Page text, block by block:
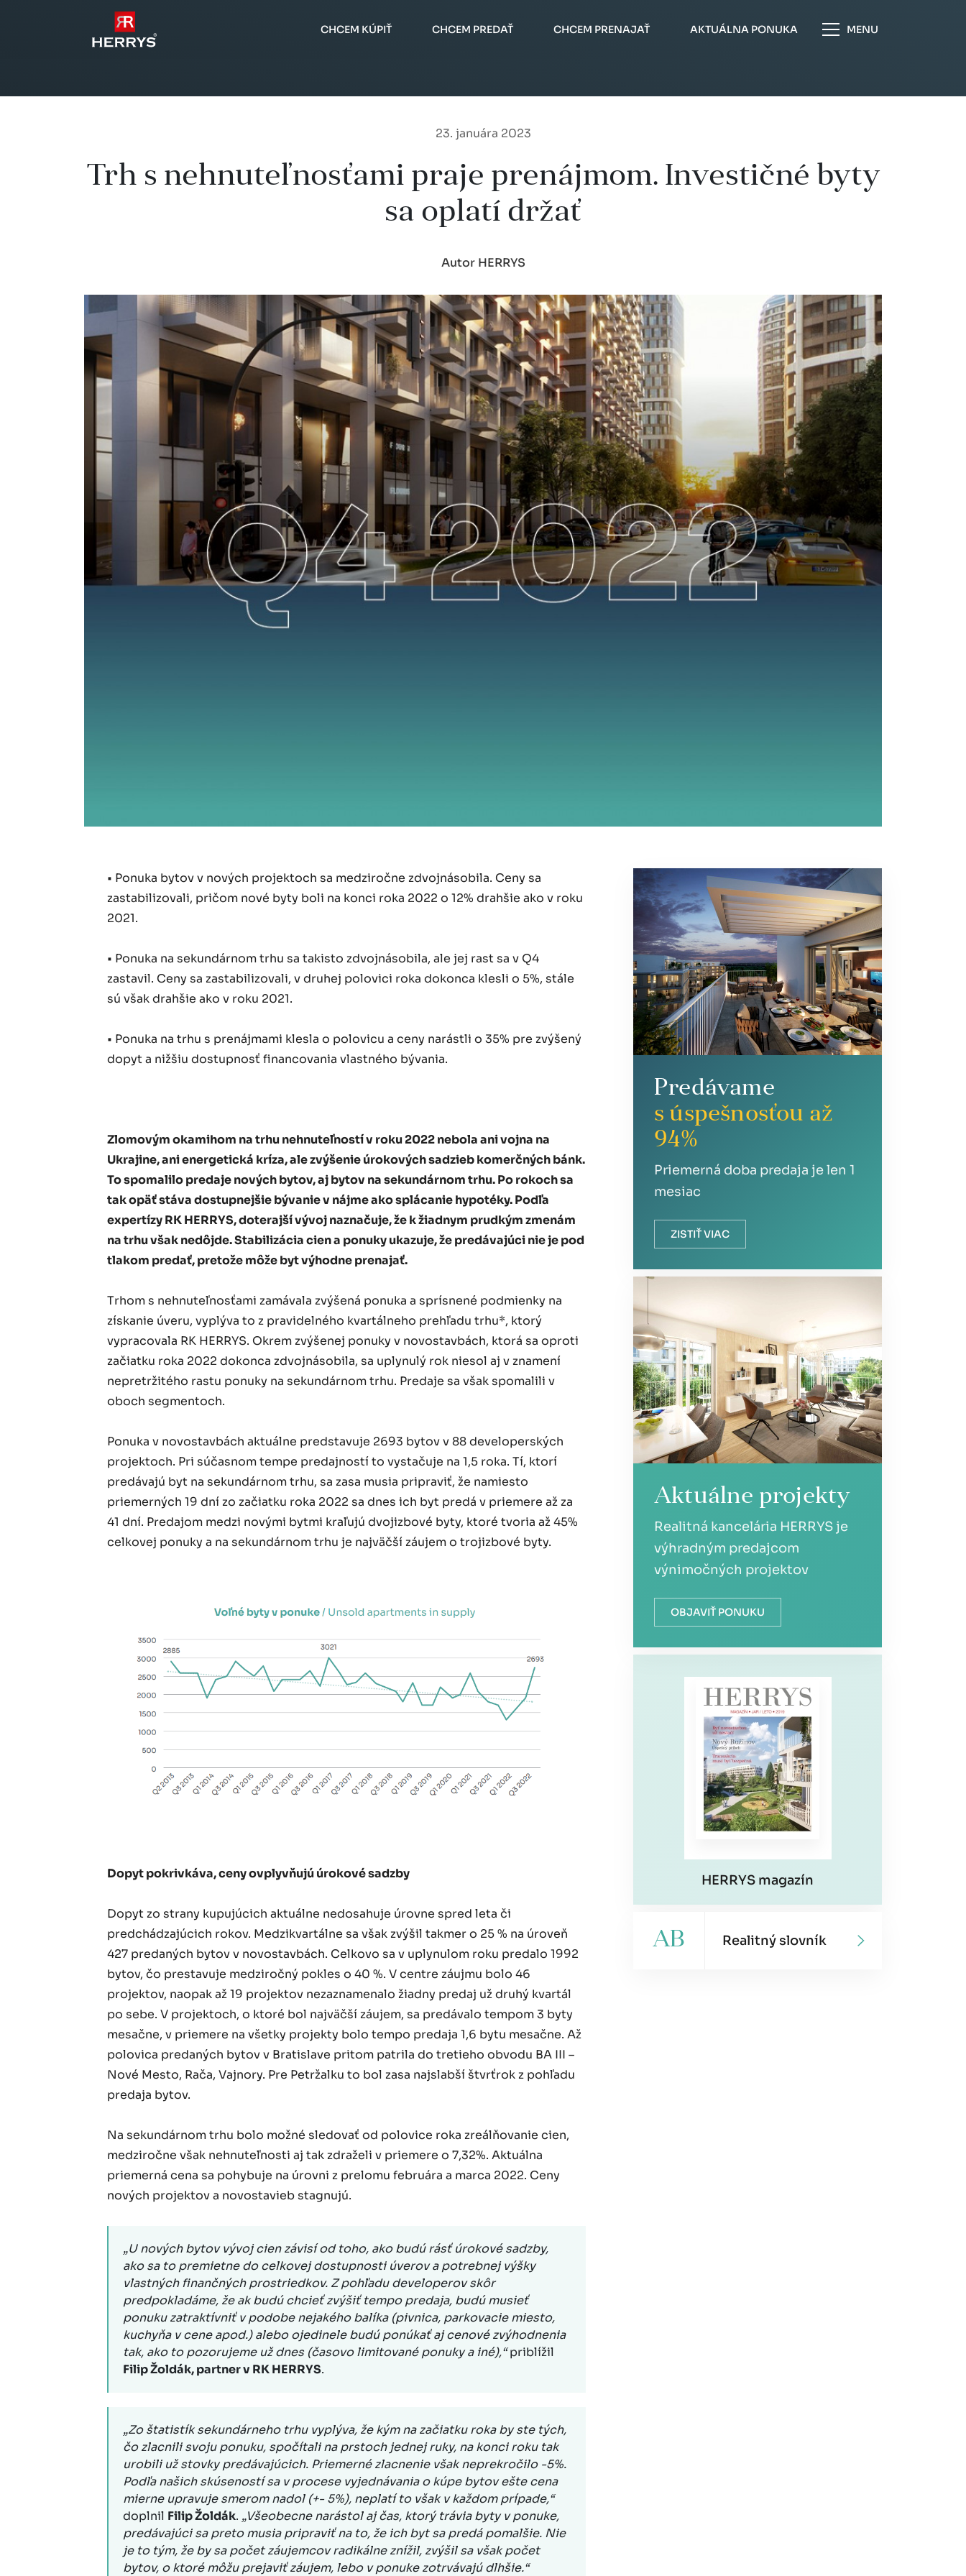
CHCEM KÚPIŤ CHCEM PREDAŤ CHCEM PRENAJAŤ AKTUÁLNA PONUKA MENU
23. januára 2023
Trh s nehnuteľnosťami praje prenájmom. Investičné byty
sa oplatí držať
Autor HERRYS
• Ponuka bytov v nových projektoch sa medziročne zdvojnásobila. Ceny sa
zastabilizovali, pričom nové byty boli na konci roka 2022 o 12% drahšie ako v roku
2021.
• Ponuka na sekundárnom trhu sa takisto zdvojnásobila, ale jej rast sa v Q4
zastavil. Ceny sa zastabilizovali, v druhej polovici roka dokonca klesli o 5%, stále
sú však drahšie ako v roku 2021.
• Ponuka na trhu s prenájmami klesla o polovicu a ceny narástli o 35% pre zvýšený
dopyt a nižšiu dostupnosť financovania vlastného bývania.
Zlomovým okamihom na trhu nehnuteľností v roku 2022 nebola ani vojna na
Ukrajine, ani energetická kríza, ale zvýšenie úrokových sadzieb komerčných bánk.
To spomalilo predaje nových bytov, aj bytov na sekundárnom trhu. Po rokoch sa
tak opäť stáva dostupnejšie bývanie v nájme ako splácanie hypotéky. Podľa
expertízy RK HERRYS, doterajší vývoj naznačuje, že k žiadnym prudkým zmenám
na trhu však nedôjde. Stabilizácia cien a ponuky ukazuje, že predávajúci nie je pod
tlakom predať, pretože môže byt výhodne prenajať.
Trhom s nehnuteľnosťami zamávala zvýšená ponuka a sprísnené podmienky na
získanie úveru, vyplýva to z pravidelného kvartálneho prehľadu trhu*, ktorý
vypracovala RK HERRYS. Okrem zvýšenej ponuky v novostavbách, ktorá sa oproti
začiatku roka 2022 dokonca zdvojnásobila, sa uplynulý rok niesol aj v znamení
nepretržitého rastu ponuky na sekundárnom trhu. Predaje sa však spomalili v
oboch segmentoch.
Ponuka v novostavbách aktuálne predstavuje 2693 bytov v 88 developerských
projektoch. Pri súčasnom tempe predajností to vystačuje na 1,5 roka. Tí, ktorí
predávajú byt na sekundárnom trhu, sa zasa musia pripraviť, že namiesto
priemerných 19 dní zo začiatku roka 2022 sa dnes ich byt predá v priemere až za
41 dní. Predajom medzi novými bytmi kraľujú dvojizbové byty, ktoré tvoria až 45%
celkovej ponuky a na sekundárnom trhu je najväčší záujem o trojizbové byty.
Dopyt pokrivkáva, ceny ovplyvňujú úrokové sadzby
Dopyt zo strany kupujúcich aktuálne nedosahuje úrovne spred leta či
predchádzajúcich rokov. Medzikvartálne sa však zvýšil takmer o 25 % na úroveň
427 predaných bytov v novostavbách. Celkovo sa v uplynulom roku predalo 1992
bytov, čo prestavuje medziročný pokles o 40 %. V centre záujmu bolo 46
projektov, naopak až 19 projektov nezaznamenalo žiadny predaj už druhý kvartál
po sebe. V projektoch, o ktoré bol najväčší záujem, sa predávalo tempom 3 byty
mesačne, v priemere na všetky projekty bolo tempo predaja 1,6 bytu mesačne. Až
polovica predaných bytov v Bratislave pritom patrila do tretieho obvodu BA III –
Nové Mesto, Rača, Vajnory. Pre Petržalku to bol zasa najslabší štvrťrok z pohľadu
predaja bytov.
Na sekundárnom trhu bolo možné sledovať od polovice roka zreálňovanie cien,
medziročne však nehnuteľnosti aj tak zdraželi v priemere o 7,32%. Aktuálna
priemerná cena sa pohybuje na úrovni z prelomu februára a marca 2022. Ceny
nových projektov a novostavieb stagnujú.
„U nových bytov vývoj cien závisí od toho, ako budú rásť úrokové sadzby,
ako sa to premietne do celkovej dostupnosti úverov a potrebnej výšky
vlastných finančných prostriedkov. Z pohľadu developerov skôr
predpokladáme, že ak budú chcieť zvýšiť tempo predaja, budú musieť
ponuku zatraktívniť v podobe nejakého balíka (pivnica, parkovacie miesto,
kuchyňa v cene apod.) alebo ojedinele budú ponúkať aj cenové zvýhodnenia
tak, ako to pozorujeme už dnes (časovo limitované ponuky a iné),“priblížil
Filip Žoldák, partner v RK HERRYS.
„Zo štatistík sekundárneho trhu vyplýva, že kým na začiatku roka by ste tých,
čo zlacnili svoju ponuku, spočítali na prstoch jednej ruky, na konci roku tak
urobili už stovky predávajúcich. Priemerné zlacnenie však neprekročilo -5%.
Podľa našich skúseností sa v procese vyjednávania o kúpe bytov ešte cena
mierne upravuje smerom nadol (+- 5%), neplatí to však v každom prípade,“
doplnil Filip Žoldák. „Všeobecne narástol aj čas, ktorý trávia byty v ponuke,
predávajúci sa preto musia pripraviť na to, že ich byt sa predá pomalšie. Nie
je to tým, že by sa počet záujemcov radikálne znížil, zvýšil sa však počet
bytov, o ktoré môžu prejaviť záujem, lebo v ponuke zotrvávajú dlhšie.“
Predávame
s úspešnosťou až
94%
Priemerná doba predaja je len 1
mesiac
ZISTIŤ VIAC
Aktuálne projekty
Realitná kancelária HERRYS je
výhradným predajcom
výnimočných projektov
OBJAVIŤ PONUKU
HERRYS magazín
AB Realitný slovník